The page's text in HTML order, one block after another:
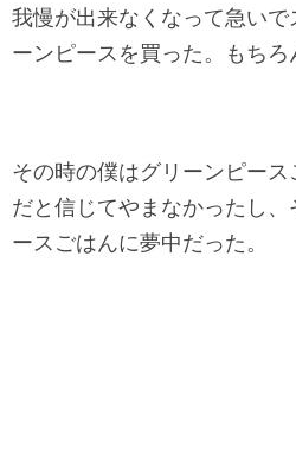
我慢が出来なくなって急いで
ーンピースを買った。もちろ
その時の僕はグリーンピー
だと信じてやまなかったし
ースごはんに夢中だった。